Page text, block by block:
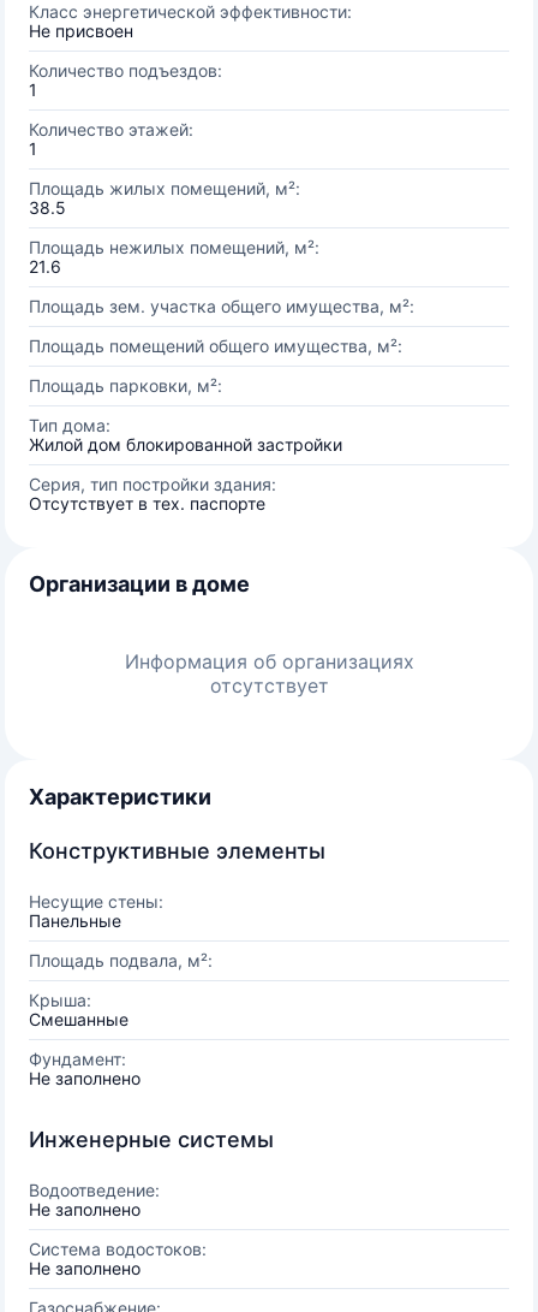
Класс энергетической эффективности:
Не присвоен
Количество подъездов:
1
Количество этажей:
1
Площадь жилых помещений, м²:
38.5
Площадь нежилых помещений, м²:
21.6
Площадь зем. участка общего имущества, м²:
Площадь помещений общего имущества, м²:
Площадь парковки, м²:
Тип дома:
Жилой дом блокированной застройки
Серия, тип постройки здания:
Отсутствует в тех. паспорте
Организации в доме
Информация об организациях
отсутствует
Характеристики
Конструктивные элементы
Несущие стены:
Панельные
Площадь подвала, м²:
Крыша:
Смешанные
Фундамент:
Не заполнено
Инженерные системы
Водоотведение:
Не заполнено
Система водостоков:
Не заполнено
Газоснабжение: